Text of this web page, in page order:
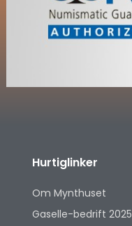
Hurtiglinker
Om Mynthuset
Gaselle-bedrift 2025